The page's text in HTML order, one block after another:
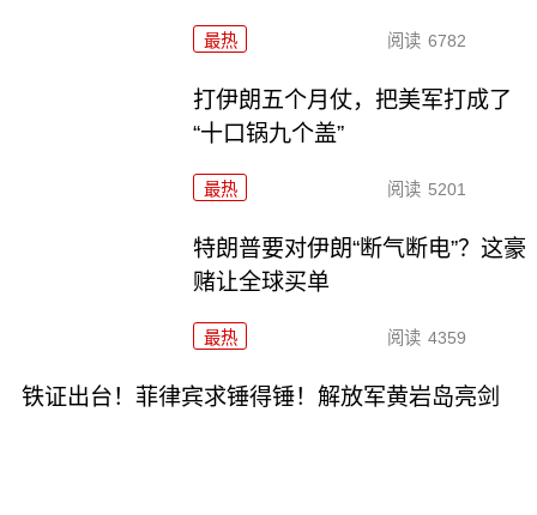
最热 阅读 6782
打伊朗五个月仗，把美军打成了
“十口锅九个盖”
最热 阅读 5201
特朗普要对伊朗“断气断电”？这豪
赌让全球买单
最热 阅读 4359
铁证出台！菲律宾求锤得锤！解放军黄岩岛亮剑